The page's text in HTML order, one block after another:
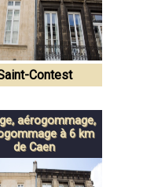
Contest
aérogommage,
à 6 km
de Caen